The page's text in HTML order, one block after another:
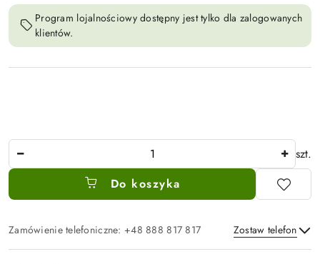
Program lojalnościowy dostępny jest tylko dla zalogowanych
klientów.
szt.
Do koszyka
Zamówienie telefoniczne: +48 888 817 817 Zostaw telefon
Dostępność